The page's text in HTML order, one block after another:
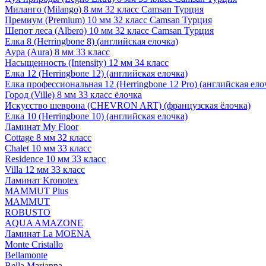
Миланго (Milango) 8 мм 32 класс Camsan Турция
Премиум (Premium) 10 мм 32 класс Camsan Турция
Шепот леса (Albero) 10 мм 32 класс Camsan Турция
Елка 8 (Herringbone 8) (английская елочка)
Аура (Aura) 8 мм 33 класс
Насыщенность (Intensity) 12 мм 34 класс
Елка 12 (Herringbone 12) (английская елочка)
Елка профессиональная 12 (Herringbone 12 Pro) (английская
Город (Ville) 8 мм 33 класс ёлочка
Искусство шеврона (CHEVRON ART) (французская ёлочка)
Елка 10 (Herringbone 10) (английская елочка)
Ламинат My Floor
Cottage 8 мм 32 класс
Chalet 10 мм 33 класс
Residence 10 мм 33 класс
Villa 12 мм 33 класс
Ламинат Kronotex
MAMMUT Plus
MAMMUT
ROBUSTO
AQUA AMAZONE
Ламинат La MOENA
Monte Cristallo
Bellamonte